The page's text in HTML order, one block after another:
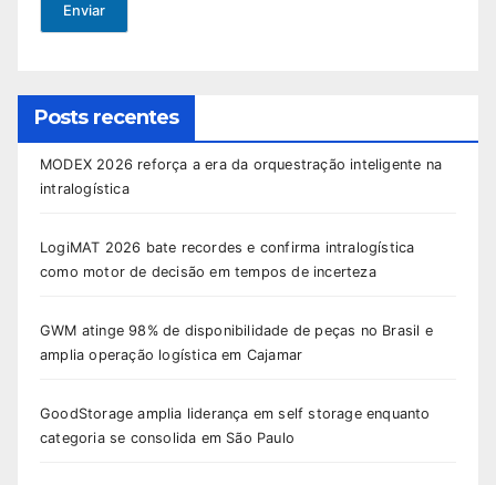
Enviar
Posts recentes
MODEX 2026 reforça a era da orquestração inteligente na
intralogística
LogiMAT 2026 bate recordes e confirma intralogística
como motor de decisão em tempos de incerteza
GWM atinge 98% de disponibilidade de peças no Brasil e
amplia operação logística em Cajamar
GoodStorage amplia liderança em self storage enquanto
categoria se consolida em São Paulo